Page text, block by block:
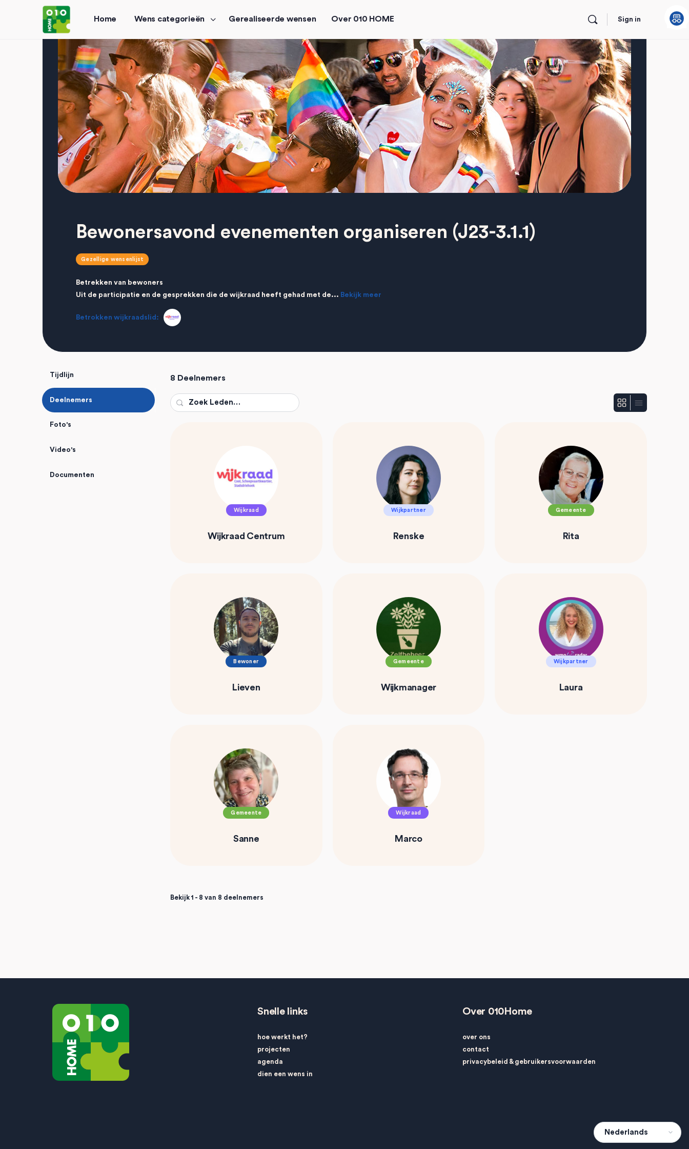
Home Wens categorieën Gerealiseerde wensen Over 010 HOME Sign in
Bewonersavond evenementen organiseren (J23-3.1.1)
Gezellige wensenlijst
Betrekken van bewoners
Uit de participatie en de gesprekken die de wijkraad heeft gehad met de... Bekijk meer
Betrokken wijkraadslid:
Tijdlijn
Deelnemers
Foto's
Video's
Documenten
8 Deelnemers
Zoek
Leden…
Wijkraad
Wijkraad Centrum
Wijkpartner
Renske
Gemeente
Rita
Bewoner
Lieven
Gemeente
Wijkmanager
Wijkpartner
Laura
Gemeente
Sanne
Wijkraad
Marco
Bekijk 1 - 8 van 8 deelnemers
Snelle links
hoe werkt het?
projecten
agenda
dien een wens in
Over 010Home
over ons
contact
privacybeleid & gebruikersvoorwaarden